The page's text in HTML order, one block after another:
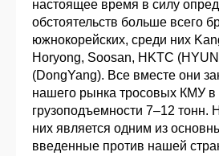
настоящее время в силу
обстоятельств больше всего
южнокорейских, среди них
Horyong, Soosan, HKTC
(DongYang). Все вместе они
нашего рынка тросовых КМУ в
грузоподъемности 7–12 тонн.
них является одним из
введенные против нашей